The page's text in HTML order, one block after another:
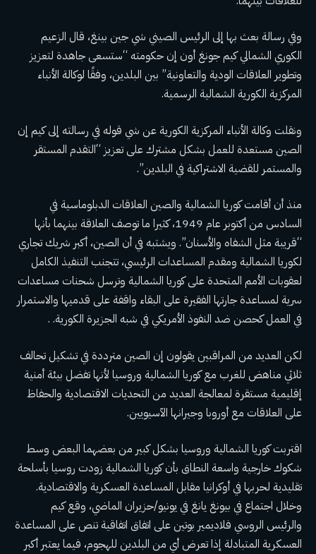
وفي رسالة بعث بها إلى الرئيس الصيني شي جين بينغ، قال الزعيم
الكوري الشمالي كيم جونغ أون إن حكومته “ستسعى جاهدة لتعزيز
وتطوير العلاقات الودية والتعاونية” بين البلدين، وفقًا لوكالة الأنباء
المركزية الكورية الشمالية الرسمية.
ونقلت وكالة الأنباء المركزية الكورية عن شي قوله في رسالته إلى كيم إن
الصين مستعدة للعمل بشكل مشترك على تعزيز “التقدم المستقر
والمستمر للقضية الاشتراكية في البلدين”.
منذ أن أقامت كوريا الشمالية والصين العلاقات الدبلوماسية في
السادس من أكتوبر عام 1949، كثيرا ما توصف العلاقة بينهما بأنها
“قريبة مثل الشفاه والأسنان”. ويشتبه في أن الصين، أكبر شريك تجاري
لكوريا الشمالية ومقدم المساعدات الرئيسي، تتجنب التنفيذ الكامل
لعقوبات الأمم المتحدة على كوريا الشمالية وترسل شحنات مساعدات
سرية لمساعدة جارتها الفقيرة على البقاء واقفة على قدميها والاستمرار
في العمل كحصن ضد النفوذ الأمريكي في شبه الجزيرة الكورية. .
لكن العديد من المراقبين يقولون إن الصين مترددة في تشكيل تحالف
ثلاثي مناهض للغرب مع كوريا الشمالية وروسيا لأنها تفضل بيئة أمنية
إقليمية مستقرة لمعالجة العديد من التحديات الاقتصادية والحفاظ
على العلاقات مع أوروبا وجيرانها الآسيويين.
اقتربت كوريا الشمالية وروسيا بشكل كبير من بعضهما البعض وسط
شكوك خارجية واسعة النطاق بأن كوريا الشمالية زودت روسيا بأسلحة
تقليدية لحربها في أوكرانيا مقابل المساعدة العسكرية والاقتصادية.
وخلال اجتماع في بيونغ يانغ في يونيو/حزيران الماضي، وقع كيم
والرئيس الروسي فلاديمير بوتين على اتفاق اتفاقية تنص على المساعدة
العسكرية المتبادلة إذا تعرض أي من البلدين للهجوم، فيما يعتبر أكبر